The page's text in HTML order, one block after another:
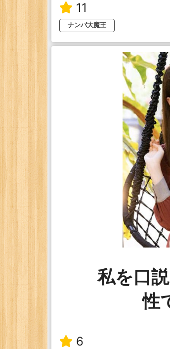
11
ナンパ大魔王
私を口
性
6